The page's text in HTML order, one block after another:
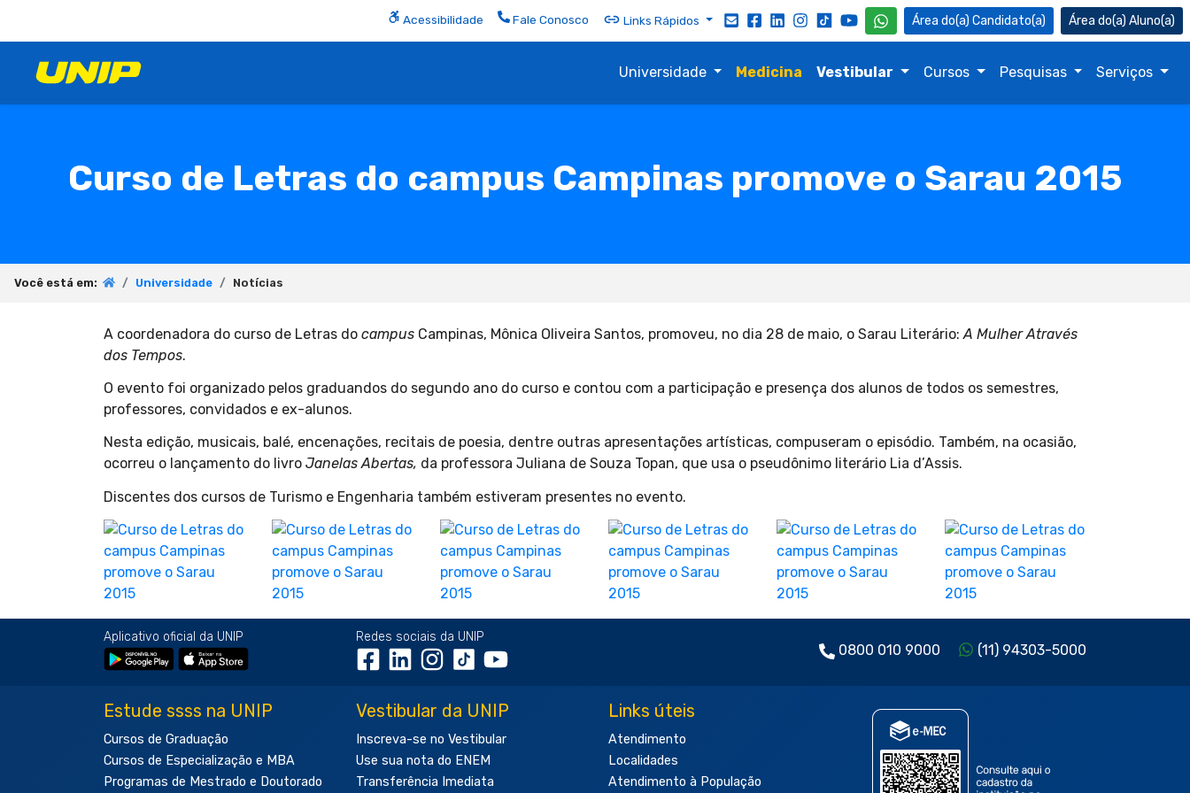
Acessibilidade Fale Conosco Links Rápidos Candidato(a) Aluno(a)
Universidade Medicina Vestibular Cursos Pesquisas Serviços
Curso de Letras do campus Campinas promove o Sarau 2015
Você está em: Universidade Notícias
A coordenadora do curso de Letras do campus Campinas, Mônica Oliveira Santos, promoveu, no dia 28 de maio, o Sarau Literário: A Mulher Através
dos Tempos.
O evento foi organizado pelos graduandos do segundo ano do curso e contou com a participação e presença dos alunos de todos os semestres,
professores, convidados e ex-alunos.
Nesta edição, musicais, balé, encenações, recitais de poesia, dentre outras apresentações artísticas, compuseram o episódio. Também, na ocasião,
ocorreu o lançamento do livro Janelas Abertas, da professora Juliana de Souza Topan, que usa o pseudônimo literário Lia d’Assis.
Discentes dos cursos de Turismo e Engenharia também estiveram presentes no evento.
Aplicativo oficial da UNIP Redes sociais da UNIP
0800 010 9000 (11) 94303-5000
Estude ssss na UNIP
Cursos de Graduação
Cursos de Especialização e MBA
Programas de Mestrado e Doutorado
Vestibular da UNIP
Inscreva-se no Vestibular
Use sua nota do ENEM
Transferência Imediata
Links úteis
Atendimento
Localidades
Atendimento à População